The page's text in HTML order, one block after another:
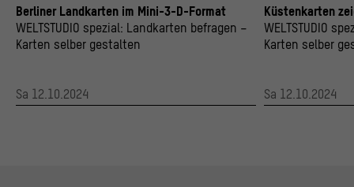
Berliner Landkarten im Mini-3-D-Format
WELTSTUDIO spezial: Landkarten befragen –
Karten selber gestalten
Sa 12.10.2024
Küstenkarten
WELTSTUDIO
Karten selber
Sa 12.10.2024